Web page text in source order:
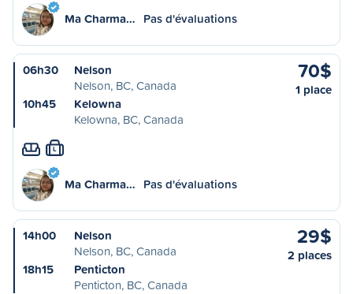
Ma Charma… Pas d'évaluations
06h30
Nelson
Nelson, BC, Canada
10h45
Kelowna
Kelowna, BC, Canada
70$
1 place
L
Ma Charma… Pas d'évaluations
14h00
Nelson
Nelson, BC, Canada
18h15
Penticton
Penticton, BC, Canada
29$
2 places